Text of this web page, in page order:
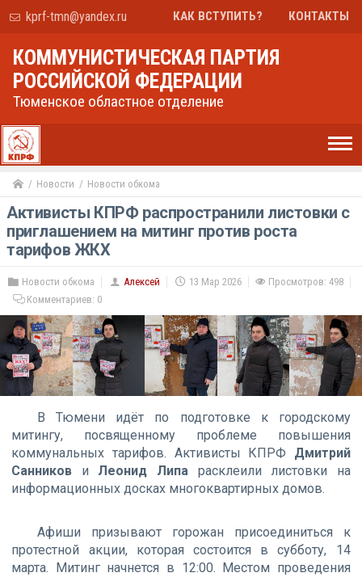
kprf-tmn@yandex.ru КАК ВСТУПИТЬ? КОНТАКТЫ
КОММУНИСТИЧЕСКАЯ ПАРТИЯ
РОССИЙСКОЙ ФЕДЕРАЦИИ
Тюменское областное отделение
Новости Новости обкома
Активисты КПРФ распространили листовки с
приглашением на митинг против роста
тарифов ЖКХ
Новости обкома Алексей 13 Мар 2026
Просмотров: 498
Комментариев: 0
В Тюмени идёт по подготовке к городскому
митингу, посвященному проблеме повышения
коммунальных тарифов. Активисты КПРФ Дмитрий
Санников и Леонид Липа расклеили листовки на
информационных досках многоквартирных домов.
Афиши призывают горожан присоединиться к
протестной акции, которая состоится в субботу, 14
марта. Митинг начнется в 12:00. Местом проведения